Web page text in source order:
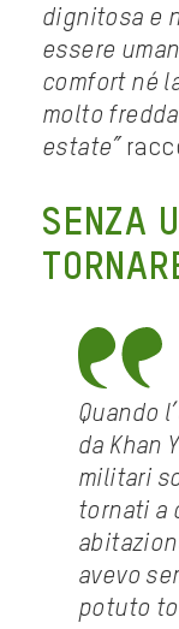
dignitosa e
essere
comfort né
molto
estate”
SENZA
Quando
da Khan
militari
tornati a
avevo
potuto